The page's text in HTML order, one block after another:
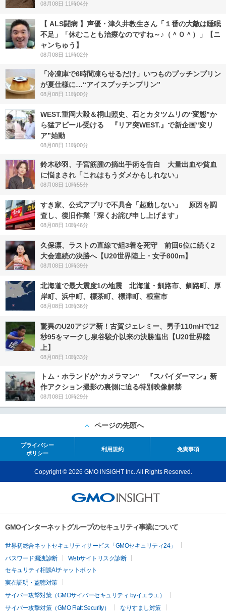
08月08日 11時04分
【 ALS闘病 】声優・津久井教生さん「１番の大敵は睡眠
不足」「休むことも治療なのですね～♪（＾Ｏ＾）」【ニ
ャンちゅう】
08月08日 11時02分
「冷凍庫で6時間凍らせるだけ」いつものプッチンプリン
が夏仕様に…“アイスプッチンプリン”
08月08日 11時00分
WEST.重岡大毅＆桐山照史、石とカタツムリの“変態”か
ら猛アピール受ける 『リア突WEST.』で新企画“変リ
ア”始動
08月08日 11時00分
鈴木砂羽、子宮筋腫の摘出手術を告白 大量出血や貧血
に悩まされ「これはもうダメかもしれない」
08月08日 10時55分
すき家、公式アプリで不具合「起動しない」 原因を調
査し、復旧作業「深くお詫び申し上げます」
08月08日 10時46分
久保凛、ラストの直線で組3着を死守 前回6位に続く2
大会連続の決勝へ【U20世界陸上・女子800m】
08月08日 10時39分
北海道で最大震度1の地震 北海道・釧路市、釧路町、厚
岸町、浜中町、標茶町、標津町、根室市
08月08日 10時36分
驚異のU20アジア新！古賀ジェレミー、男子110mHで12
秒95をマークし泉谷駿介以来の決勝進出【U20世界陸
上】
08月08日 10時33分
トム・ホランドが“カメラマン” 『スパイダーマン』新
作アクション撮影の裏側に迫る特別映像解禁
08月08日 10時29分
ページの先頭へ
プライバシー
ポリシー
利用規約 免責事項
Copyright © 2026 GMO INSIGHT Inc. All Rights Reserved.
GMOインターネットグループのセキュリティ事業について
世界初総合ネットセキュリティサービス「GMOセキュリティ24」
パスワード漏洩診断
Webサイトリスク診断
セキュリティ相談AIチャットボット
実在証明・盗聴対策
サイバー攻撃対策（GMOサイバーセキュリティ byイエラエ）
サイバー攻撃対策（GMO Flatt Security）
なりすまし対策